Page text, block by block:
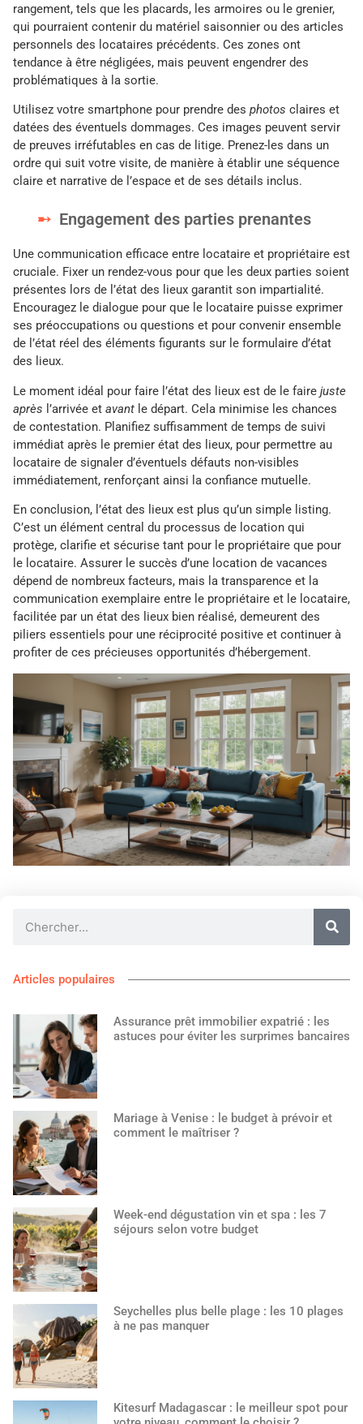
rangement, tels que les placards, les armoires ou le grenier,
qui pourraient contenir du matériel saisonnier ou des articles
personnels des locataires précédents. Ces zones ont
tendance à être négligées, mais peuvent engendrer des
problématiques à la sortie.
Utilisez votre smartphone pour prendre des photos claires et
datées des éventuels dommages. Ces images peuvent servir
de preuves irréfutables en cas de litige. Prenez-les dans un
ordre qui suit votre visite, de manière à établir une séquence
claire et narrative de l’espace et de ses détails inclus.
Engagement des parties prenantes
Une communication efficace entre locataire et propriétaire est
cruciale. Fixer un rendez-vous pour que les deux parties soient
présentes lors de l’état des lieux garantit son impartialité.
Encouragez le dialogue pour que le locataire puisse exprimer
ses préoccupations ou questions et pour convenir ensemble
de l’état réel des éléments figurants sur le formulaire d’état
des lieux.
Le moment idéal pour faire l’état des lieux est de le faire juste
après l’arrivée et avant le départ. Cela minimise les chances
de contestation. Planifiez suffisamment de temps de suivi
immédiat après le premier état des lieux, pour permettre au
locataire de signaler d’éventuels défauts non-visibles
immédiatement, renforçant ainsi la confiance mutuelle.
En conclusion, l’état des lieux est plus qu’un simple listing.
C’est un élément central du processus de location qui
protège, clarifie et sécurise tant pour le propriétaire que pour
le locataire. Assurer le succès d’une location de vacances
dépend de nombreux facteurs, mais la transparence et la
communication exemplaire entre le propriétaire et le locataire,
facilitée par un état des lieux bien réalisé, demeurent des
piliers essentiels pour une réciprocité positive et continuer à
profiter de ces précieuses opportunités d’hébergement.
Articles populaires
Assurance prêt immobilier expatrié : les
astuces pour éviter les surprimes bancaires
Mariage à Venise : le budget à prévoir et
comment le maîtriser ?
Week-end dégustation vin et spa : les 7
séjours selon votre budget
Seychelles plus belle plage : les 10 plages
à ne pas manquer
Kitesurf Madagascar : le meilleur spot pour